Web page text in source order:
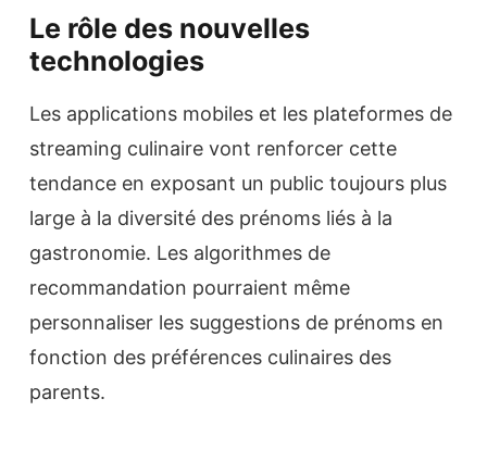
Le rôle des nouvelles
technologies
Les applications mobiles et les plateformes de
streaming culinaire vont renforcer cette
tendance en exposant un public toujours plus
large à la diversité des prénoms liés à la
gastronomie. Les algorithmes de
recommandation pourraient même
personnaliser les suggestions de prénoms en
fonction des préférences culinaires des
parents.